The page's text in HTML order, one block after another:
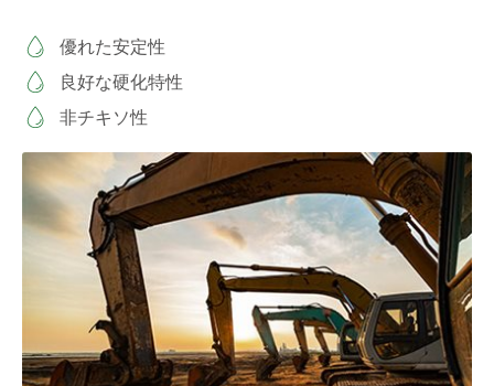
優れた安定性
良好な硬化特性
非チキソ性